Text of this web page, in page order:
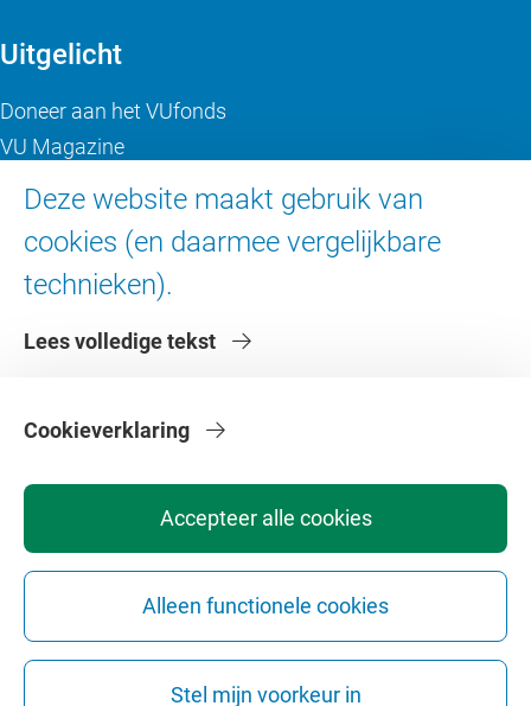
Deze website maakt gebruik van
cookies (en daarmee vergelijkbare
technieken).
Lees volledige tekst
Accepteer alle cookies
Alleen functionele cookies
Stel mijn voorkeur in
Cookieverklaring
Uitgelicht
Doneer aan het VUfonds
VU Magazine
Over de VU
Contact en route
Faculteiten
PrivacyDisclaimerVeiligheidWebcolofonCookie instellingen